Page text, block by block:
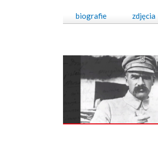
biografie zdjęcia